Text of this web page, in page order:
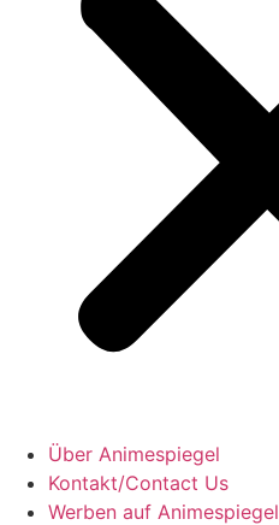
Über Animespiegel
Kontakt/Contact Us
Werben auf Animespiegel